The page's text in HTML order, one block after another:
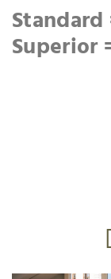
Superior